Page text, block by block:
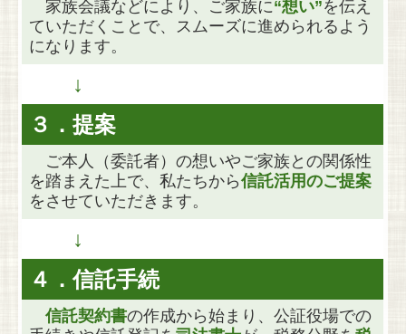
家族会議などにより、ご家族に“想い”を伝え
ていただくことで、
スムーズに進められるよう
になります。
↓
３．提案
ご本人（委託者）の想いやご家族との関係性
を踏まえた上で、私たちから信託活用のご提案
をさせていただきます。
↓
４．信託手続
信託契約書の作成から始まり、公証役場での